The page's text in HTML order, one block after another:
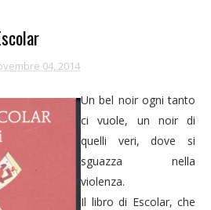
04, 2014
Un bel noir ogni tanto
ci vuole, un noir di
quelli veri, dove si
sguazza nella
violenza.
Il libro di Escolar, che